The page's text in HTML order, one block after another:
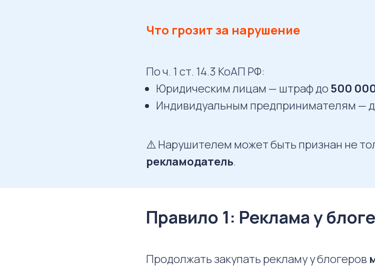
Что грозит за нарушение
По ч. 1 ст. 14.3 КоАП РФ:
Юридическим лицам — штраф до 500
Индивидуальным предпринимателям —
⚠️ Нарушителем может быть признан не
рекламодатель.
Правило 1: Реклама у
Продолжать закупать рекламу у блогеров